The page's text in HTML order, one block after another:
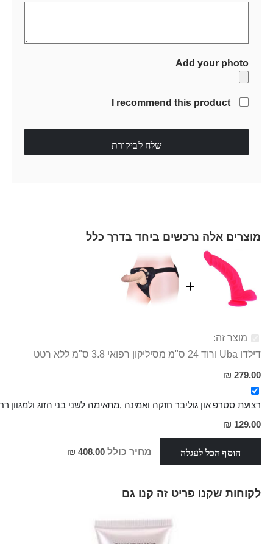
Add your photo
I recommend this product
שלח לביקורת
מוצרים אלה נרכשים ביחד בדרך כלל
מוצר זה:
דילדו Uba ורוד 24 ס"מ מסיליקון רפואי 3.8 ס"מ ללא רטט
279.00 ₪
רצועת סטרפ און גוליבר חזקה ואמינה ,מתאימה לשני בני הזוג ולמגוון
מחיר
מבצע
129.00 ₪
הוסף הכל לעגלה מחיר כולל 408.00 ₪
לקוחות שקנו פריט זה קנו גם